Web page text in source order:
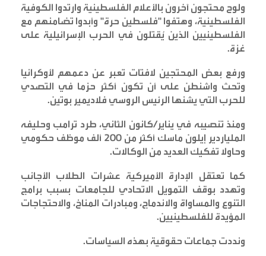
ولوح محتجون آخرون بالأعلام الفلسطينية وارتدوا الكوفية
الفلسطينية، وهتفوا "فلسطين حرة" وأبدوا تضامنهم مع
الفلسطينيين الذين يُقتلون في الحرب الإسرائيلية على
غزة.
ورفع بعض المحتجين لافتات تعبر عن دعمهم لأوكرانيا
وتحث واشنطن على أن تكون أكثر حزما في التصدي
للحرب التي يشنها الرئيس الروسي فلاديمير بوتين.
ومنذ تنصيبه في يناير/كانون الثاني، طرد ترامب وحليفه
الملياردير إيلون ماسك أكثر من 200 ألف موظف حكومي
وحاولا تفكيك العديد من الوكالات.
كما تعتقل الإدارة الأميركية عشرات الطلاب الأجانب
وتهدد بوقف التمويل الاتحادي للجامعات بسبب برامج
التنوع والمساواة والاندماج، ومبادرات المناخ، والاحتجاجات
المؤيدة للفلسطينيين.
ونددت جماعات حقوقية بهذه السياسات.